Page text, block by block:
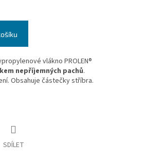
vlákno PROLEN®
nepříjemných pachů.
Obsahuje částečky stříbra.
SDÍLET